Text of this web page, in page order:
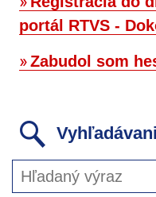
portál RTVS -
Zabudol som